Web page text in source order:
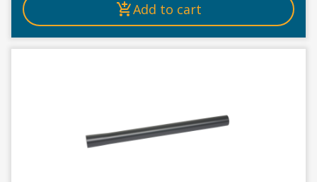
Add to cart